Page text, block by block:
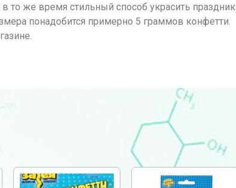
то же время стильный способ украсить праздник.
понадобится примерно 5 граммов конфетти.